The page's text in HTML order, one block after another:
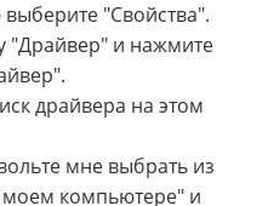
"Свойства".
"Драйвер" и нажмите
драйвера на этом
мне выбрать из
моем компьютере" и